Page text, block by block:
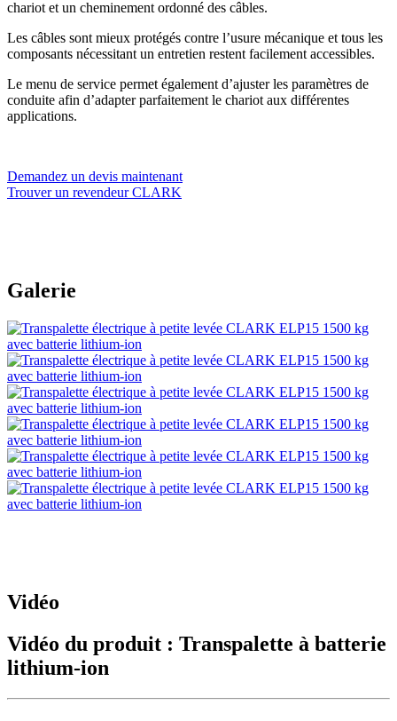
chariot et un cheminement ordonné des câbles.
Les câbles sont mieux protégés contre l’usure mécanique et tous les
composants nécessitant un entretien restent facilement accessibles.
Le menu de service permet également d’ajuster les paramètres de
conduite afin d’adapter parfaitement le chariot aux différentes
applications.
Demandez un devis maintenant
Trouver un revendeur CLARK
Galerie
Vidéo
Vidéo du produit : Transpalette à batterie
lithium-ion